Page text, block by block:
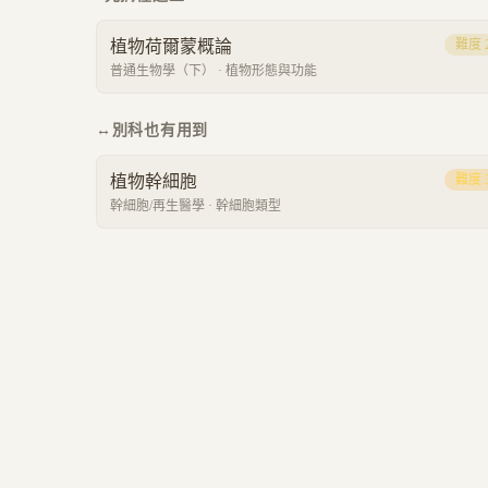
植物荷爾蒙概論
普通生物學（下） · 植物形態與功能
難度
↔ 別科也有用到
植物幹細胞
幹細胞/再生醫學 · 幹細胞類型
難度